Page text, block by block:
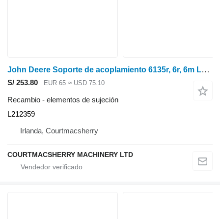
John Deere Soporte de acoplamiento 6135r, 6r, 6m L212359 para 6135R tractor de ruedas
S/ 253.80 EUR 65 ≈ USD 75.10
Recambio - elementos de sujeción
L212359
Irlanda, Courtmacsherry
COURTMACSHERRY MACHINERY LTD